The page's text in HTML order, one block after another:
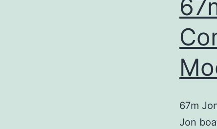
67m
Jon